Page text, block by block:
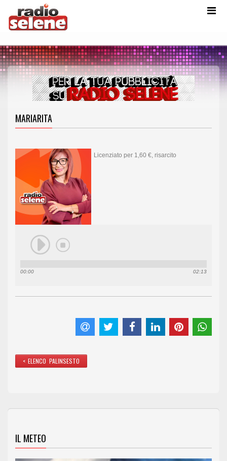
MARIARITA
00:00 02:13
Licenziato per 1,60 €, risarcito
< ELENCO PALINSESTO
IL METEO